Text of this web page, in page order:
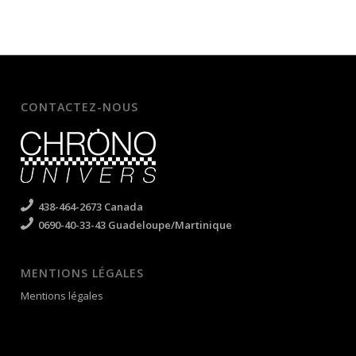
CONTACTEZ-NOUS
438-464-2673 Canada
0690-40-33-43 Guadeloupe/Martinique
MENTIONS LÉGALES
Mentions légales